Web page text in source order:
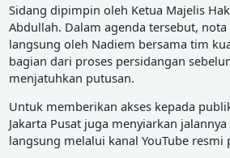
Sidang dipimpin oleh Ketua Majelis
Abdullah. Dalam agenda tersebut,
langsung oleh Nadiem bersama tim
bagian dari proses persidangan
menjatuhkan putusan.
Untuk memberikan akses kepada
Jakarta Pusat juga menyiarkan
langsung melalui kanal YouTube resmi